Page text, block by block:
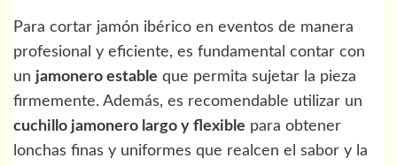
Para cortar jamón ibérico en eventos de manera
profesional y eficiente, es fundamental contar con
un jamonero estable que permita sujetar la pieza
firmemente. Además, es recomendable utilizar un
cuchillo jamonero largo y flexible para obtener
lonchas finas y uniformes que realcen el sabor y la